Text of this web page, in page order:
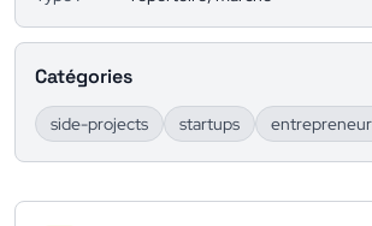
Catégories
side-projects startups